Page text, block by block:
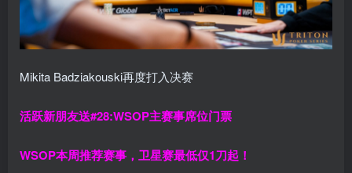
Mikita Badziakouski再度打入决赛
活跃新朋友送#28:WSOP主赛事席位门票
WSOP本周推荐赛事，卫星赛最低仅1刀起！